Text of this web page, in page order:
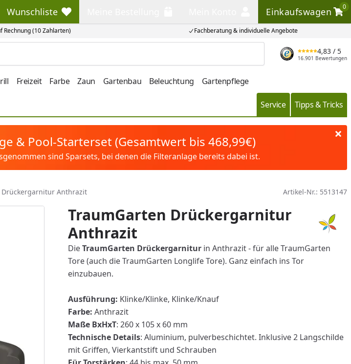
Rechnung (10 Zahlarten) Fachberatung & individuelle Angebote
Wunschliste
Wunschliste Einkaufswagen
0
Einkaufswagen
Produkt suchen
4,83 / 5
16.901 Bewertungen
Freizeit Farbe Zaun Gartenbau Beleuchtung Gartenpflege
Service Tipps & Tricks
& Pool-Starterset (Gesamtwert bis 468,99€)
sind Sparsets, bei denen die Filteranlage bereits dabei ist.
Drückergarnitur Anthrazit Artikel-Nr.: 5513147
TraumGarten Drückergarnitur
Anthrazit
DieTraumGarten Drückergarniturin Anthrazit- für alle TraumGarten
Tore (auch die TraumGarten Longlife Tore). Ganz einfach ins Tor
einzubauen.
Ausführung: Klinke/Klinke, Klinke/Knauf
Farbe: Anthrazit
Maße BxHxT: 260 x 105 x 60 mm
Technische Details: Aluminium, pulverbeschichtet. Inklusive 2 Langschilde
mit Griffen, Vierkantstift und Schrauben